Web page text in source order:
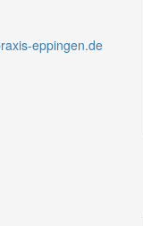
eppingen.de